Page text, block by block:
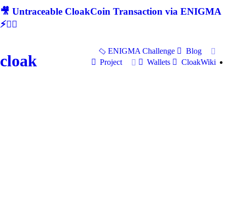
🎥 Untraceable CloakCoin Transaction via ENIGMA
⚡🕵‍♂
cloak
ENIGMA Challenge
Blog
Project
Wallets CloakWiki